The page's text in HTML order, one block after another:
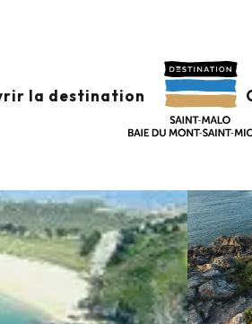
la destination
BESNARD